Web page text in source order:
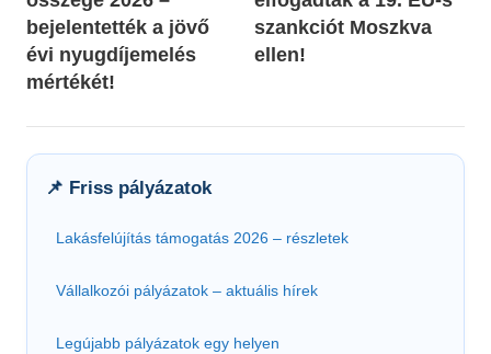
bejelentették a jövő
évi nyugdíjemelés
mértékét!
szankciót Moszkva
ellen!
📌 Friss pályázatok
Lakásfelújítás támogatás 2026 – részletek
Vállalkozói pályázatok – aktuális hírek
Legújabb pályázatok egy helyen